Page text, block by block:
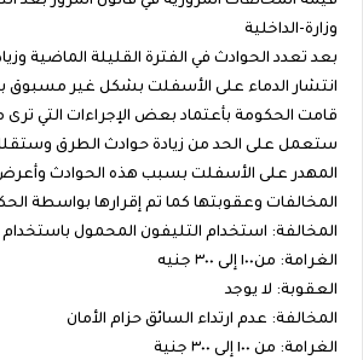
وزارة-الداخلية
بعد تعدد الحوادث في الفترة القليلة الماضية
انتشار الدماء على الأسفلت بشكل غير مسبوق
قامت الحكومة بأعتماد بعض الإجراءات التي ترى
ستعمل على الحد من زيادة حوادث الطرق
المهدر على الأسفلت بسبب هذه الحوادث
المخالفات وعقوبتها كما تم إقرارها بواسطة
المخالفة: استخدام التليفون المحمول باستخدام
الغرامة: من١٠٠ إلى ٣٠٠ جنيه
العقوبة: لا يوجد
المخالفة: عدم ارتداء السائق حزام الأمان
الغرامة: من ١٠٠ إلى ٣٠٠ جنية